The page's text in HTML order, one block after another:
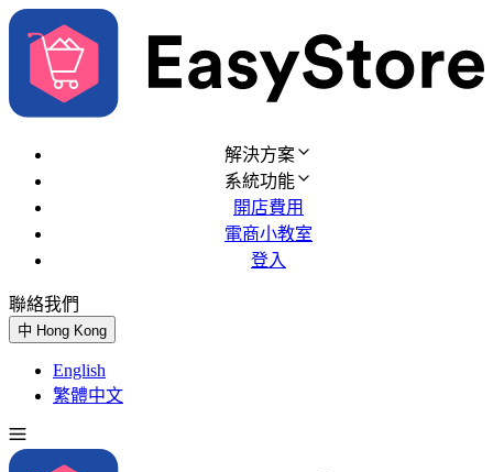
解決方案
系統功能
開店費用
電商小教室
登入
聯絡我們
中 Hong Kong
English
繁體中文